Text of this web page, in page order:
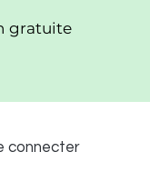
gratuite
connecter